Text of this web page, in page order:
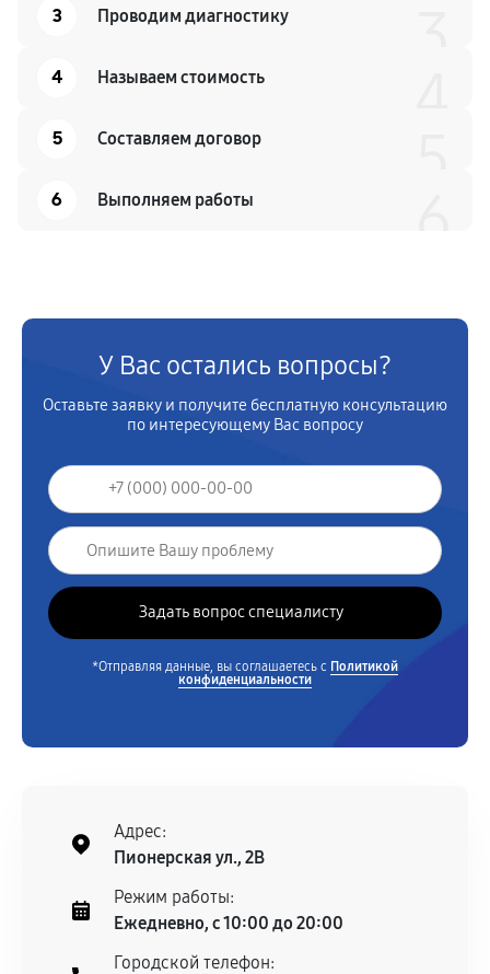
3 Проводим диагностику
4 Называем стоимость
5 Составляем договор
6 Выполняем работы
У Вас остались вопросы?
Оставьте заявку и получите бесплатную консультацию
по интересующему Вас вопросу
*Отправляя данные, вы соглашаетесь с Политикой
конфиденциальности
Адрес:
Пионерская ул., 2В
Режим работы:
Ежедневно, с 10:00 до 20:00
Городской телефон: